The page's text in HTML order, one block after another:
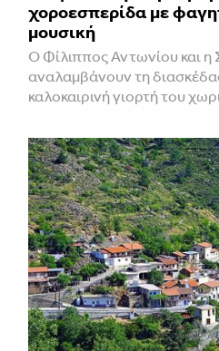
χοροεσπερίδα με
μουσική
Ο Φίλιππος Αντωνίου και
αναλαμβάνουν τη
καλοκαιρινή γιορτή του